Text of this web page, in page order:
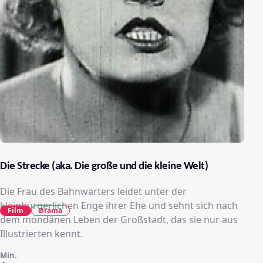
Die Strecke (aka. Die große und die kleine Welt)
Die Frau des Bahnwärters leidet unter der
kleinbürgerlichen Enge ihrer Ehe und sehnt sich nach
dem mondänen Leben der Großstadt, das sie nur aus
Illustrierten kennt.
Min.
Film Drama